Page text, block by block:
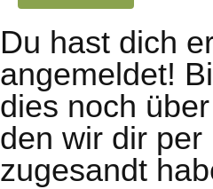
Du hast dich
angemeldet!
dies noch
den wir dir per
zugesandt